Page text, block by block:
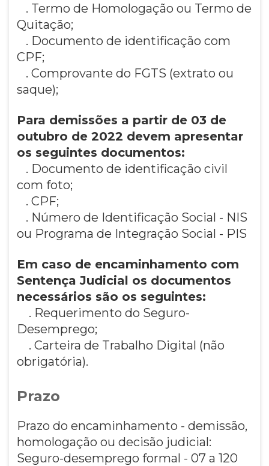
. Termo de Homologação ou Termo de
Quitação;
. Documento de identificação com
CPF;
. Comprovante do FGTS (extrato ou
saque);
Para demissões a partir de 03 de
outubro de 2022 devem apresentar
os seguintes documentos:
. Documento de identificação civil
com foto;
. CPF;
. Número de Identificação Social - NIS
ou Programa de Integração Social - PIS
Em caso de encaminhamento com
Sentença Judicial os documentos
necessários são os seguintes:
. Requerimento do Seguro-
Desemprego;
. Carteira de Trabalho Digital (não
obrigatória).
Prazo
Prazo do encaminhamento - demissão,
homologação ou decisão judicial:
Seguro-desemprego formal - 07 a 120